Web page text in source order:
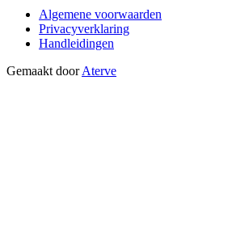
Algemene voorwaarden
Privacyverklaring
Handleidingen
Gemaakt doorAterve